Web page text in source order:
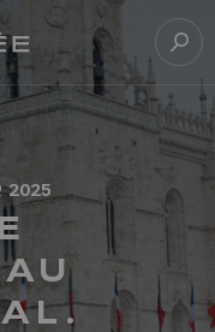
Élysée
2025